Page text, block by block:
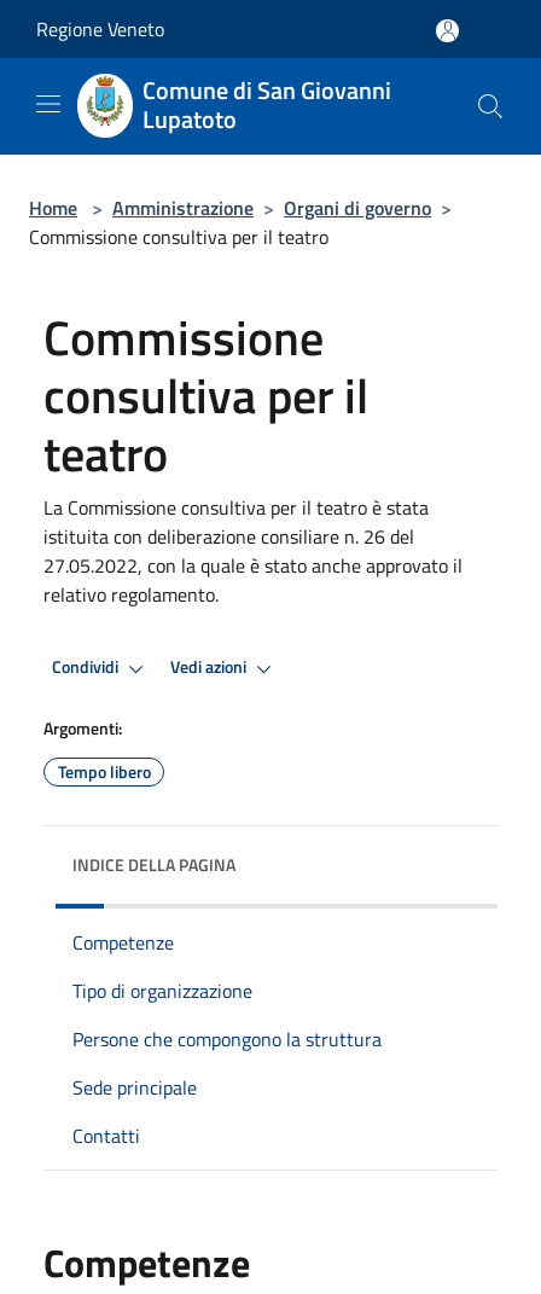
Regione Veneto
Comune di San Giovanni
Lupatoto
Home > Amministrazione > Organi di governo >
Commissione consultiva per il teatro
Commissione
consultiva per il
teatro
La Commissione consultiva per il teatro è stata
istituita con deliberazione consiliare n. 26 del
27.05.2022, con la quale è stato anche approvato il
relativo regolamento.
Condividi Vedi azioni
Argomenti:
Tempo libero
INDICE DELLA PAGINA
Competenze
Tipo di organizzazione
Persone che compongono la struttura
Sede principale
Contatti
Competenze